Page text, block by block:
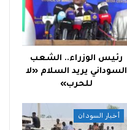
رئيس الوزراء.. الشعب
السوداني يريد السلام «لا
للحرب»
أخبار السودان